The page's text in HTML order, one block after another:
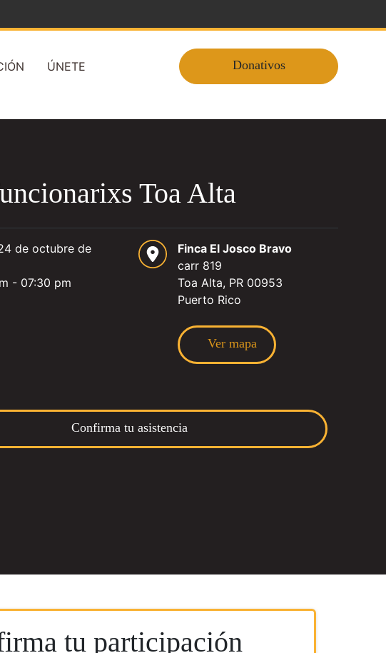
ÚNETE Donativos
Toa Alta
de octubre de
- 07:30 pm
Finca El Josco Bravo
carr 819
Toa Alta, PR 00953
Puerto Rico
Ver mapa
Confirma tu asistencia
tu participación